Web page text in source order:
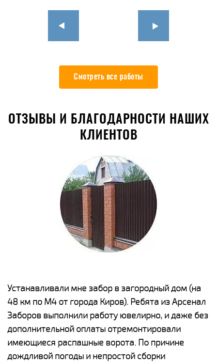
Смотреть все работы
ОТЗЫВЫ И БЛАГОДАРНОСТИ НАШИХ
КЛИЕНТОВ
Устанавливали мне забор в загородный дом (на
48 км по М4 от города Киров). Ребята из Арсенал
Заборов выполнили работу ювелирно, и даже без
дополнительной оплаты отремонтировали
имеющиеся распашные ворота. По причине
дождливой погоды и непростой сборки